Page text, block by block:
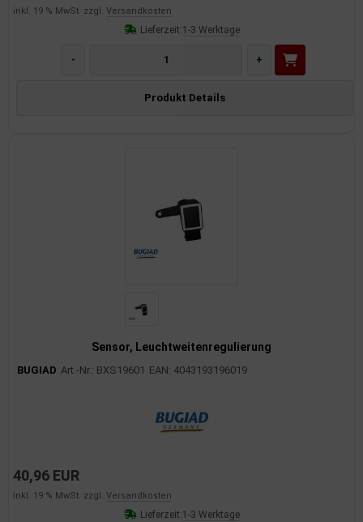
inkl. 19 % MwSt. zzgl. Versandkosten
Lieferzeit:1-3 Werktage
- +
Produkt Details
Sensor, Leuchtweitenregulierung
BUGIAD Art.-Nr.: BXS19601 EAN: 4043193196019
40,96 EUR
inkl. 19 % MwSt. zzgl. Versandkosten
Lieferzeit:1-3 Werktage